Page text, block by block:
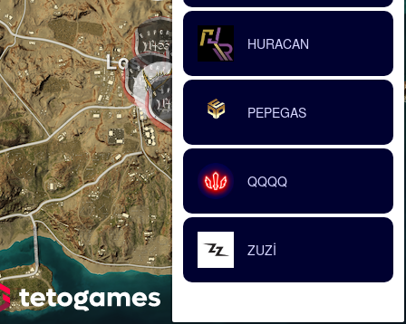
HURACAN
PEPEGAS
QQQQ
ZUZİ